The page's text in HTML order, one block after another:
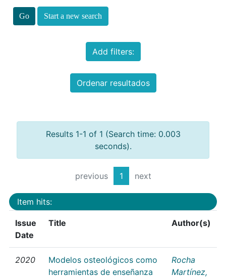
Start a new search
Add filters:
Ordenar resultados
Results 1-1 of 1 (Search time: 0.003
seconds).
previous 1 next
Item hits:
Issue
Date
Title Author(s)
2020
Modelos osteológicos como
herramientas de enseñanza
Rocha
Martínez,